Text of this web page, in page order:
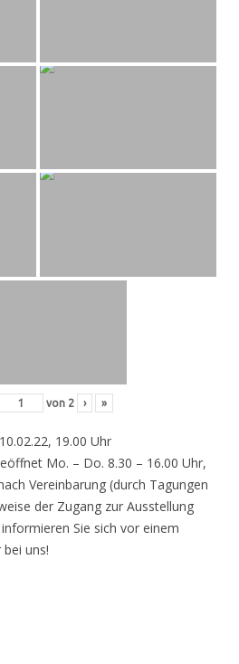
von 2 › »
19.00 Uhr
Mo. – Do. 8.30 – 16.00 Uhr,
Vereinbarung (durch Tagungen
der Zugang zur Ausstellung
Sie sich vor einem
uns!